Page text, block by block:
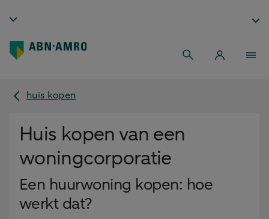
huis kopen
Huis kopen van een
woningcorporatie
Een huurwoning kopen: hoe
werkt dat?